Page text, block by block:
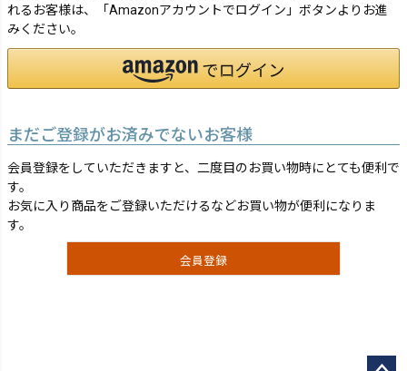
れるお客様は、「Amazonアカウントでログイン」ボタンよりお進
みください。
まだご登録がお済みでないお客様
会員登録をしていただきますと、二度目のお買い物時にとても便利で
す。
お気に入り商品をご登録いただけるなどお買い物が便利になりま
す。
会員登録